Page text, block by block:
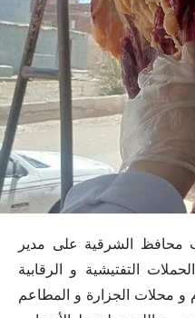
محافظ الشرقية على مدير
التفتيشية و الرقابية
و محلات الجزارة و المطاعم